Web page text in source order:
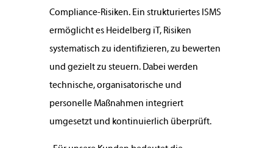
Compliance-Risiken. Ein strukturiertes ISMS
ermöglicht es Heidelberg iT, Risiken
systematisch zu identifizieren, zu bewerten
und gezielt zu steuern. Dabei werden
technische, organisatorische und
personelle Maßnahmen integriert
umgesetzt und kontinuierlich überprüft.